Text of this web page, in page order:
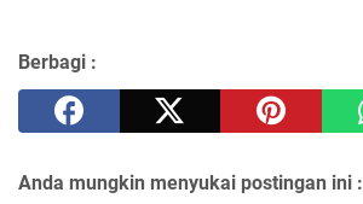
Berbagi :
Anda mungkin menyukai postingan ini :